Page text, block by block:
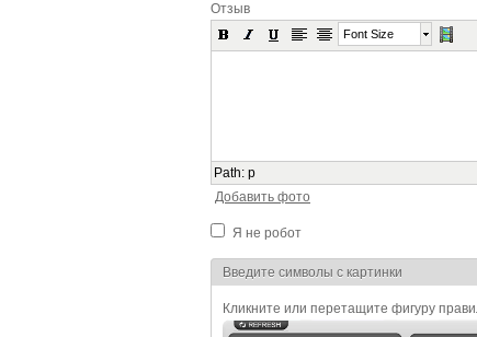
Отзыв
Font Size
Path: p
Добавить фото
Я не робот
Я спамер
Введите символы с картинки
Кликните или перетащите фигуру